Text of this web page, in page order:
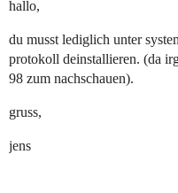
hallo,
du musst lediglich unter
protokoll deinstallieren. (da
98 zum nachschauen).
gruss,
jens